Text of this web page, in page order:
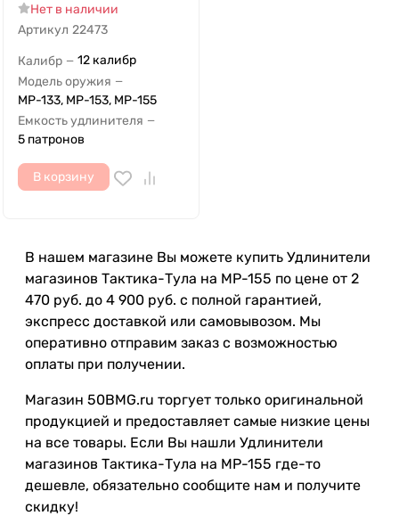
Нет в наличии
Артикул 22473
Калибр — 12 калибр
Модель оружия —
МР-133, МР-153, МР-155
Емкость удлинителя —
5 патронов
В корзину
В нашем магазине Вы можете купить Удлинители
магазинов Тактика-Тула на МР-155 по цене от 2
470 руб. до 4 900 руб. с полной гарантией,
экспресс доставкой или самовывозом. Мы
оперативно отправим заказ с возможностью
оплаты при получении.
Магазин 50BMG.ru торгует только оригинальной
продукцией и предоставляет самые низкие цены
на все товары. Если Вы нашли Удлинители
магазинов Тактика-Тула на МР-155 где-то
дешевле, обязательно сообщите нам и получите
скидку!